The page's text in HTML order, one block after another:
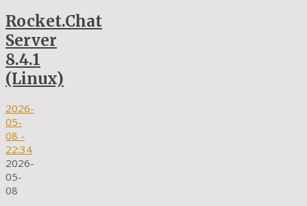
Rocket.Chat
Server
8.4.1
(Linux)
2026-
05-
08 -
22:34
2026-
05-
08